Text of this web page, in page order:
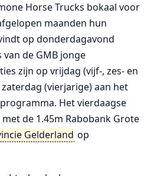
Horse Trucks bokaal voor
maanden hun
op donderdagavond
van de GMB jonge
zijn op vrijdag (vijf-, zes- en
(vierjarige) aan het
Het vierdaagse
de 1.45m Rabobank Grote
Gelderland op